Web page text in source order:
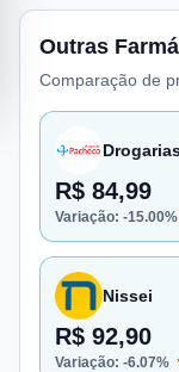
Outras
Comparação de
R$ 84,99
Variação: -15.00%
Nissei
R$ 92,90
Variação: -6.07%